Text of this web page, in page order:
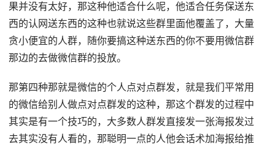
果并没有太好，那这种他适合什么呢，他适合任务保送东
西的认网送东西的这种也就说这些群里面他覆盖了，大量
贪小便宜的人群，随你要搞这种送东西的你不要用微信群
那边的去做微信群的投放。
那第四种那就是微信的个人点对点群发，就是我们平常用
的微信给别人做点对点群发的这种，那这个群发的过程中
其实是有一个技巧的，大多数人群发直接发一张海报发过
去其实没有人看的，那聪明一点的人他会话术加海报给推